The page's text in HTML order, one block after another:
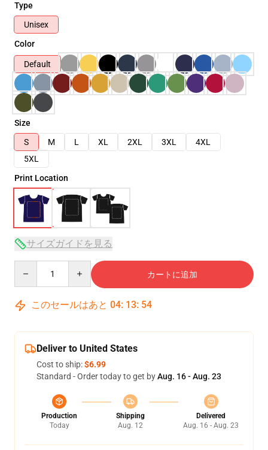
Type
Unisex
Color
Default
Size
S
M L XL 2XL 3XL
4XL
5XL
Print Location
サイズガイドを見る
カートに追加
このセールはあと 04: 13: 53
Deliver to United States
Cost to ship:$6.99
Standard - Order today to get byAug. 16 - Aug. 23
Production
Today
Shipping
Aug. 12
Delivered
Aug. 16 - Aug. 23